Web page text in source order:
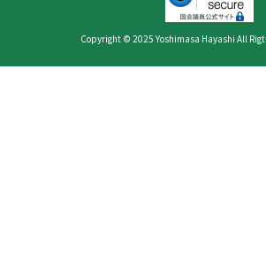
Copyright © 2025 Yoshimasa Hayashi All